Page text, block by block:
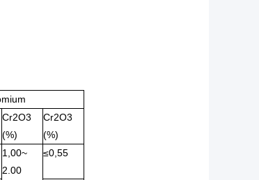
Cr2O3
(%)
Cr2O3
(%)
1,00~
2.00
≤0,55